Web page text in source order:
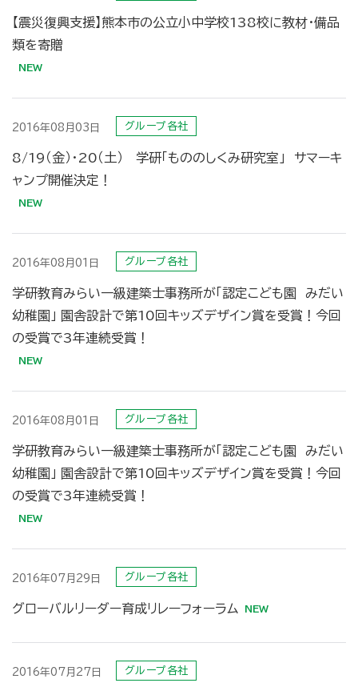
【震災復興支援】熊本市の公立小中学校138校に教材・備品
類を寄贈
2016年08月03日 グループ各社
8/19（金）･20（土） 学研「もののしくみ研究室」 サマーキ
ャンプ開催決定！
2016年08月01日 グループ各社
学研教育みらい一級建築士事務所が「認定こども園 みだい
幼稚園」 園舎設計で第10回キッズデザイン賞を受賞！今回
の受賞で3年連続受賞！
2016年08月01日 グループ各社
学研教育みらい一級建築士事務所が「認定こども園 みだい
幼稚園」 園舎設計で第10回キッズデザイン賞を受賞！今回
の受賞で3年連続受賞！
2016年07月29日 グループ各社
グローバルリーダー育成リレーフォーラム
2016年07月27日 グループ各社